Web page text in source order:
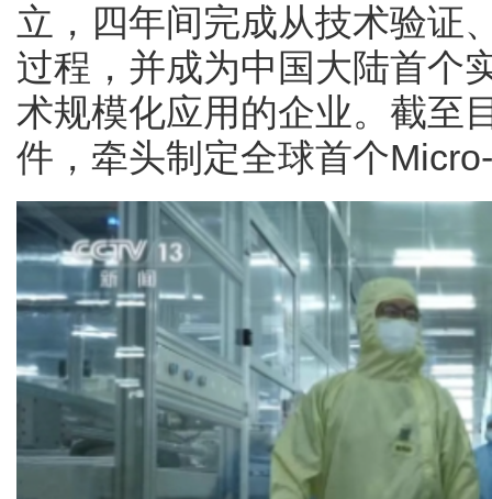
立，四年间完成从技术验证
过程，并成为中国大陆首个
术规模化应用的企业。截至
件，牵头制定全球首个